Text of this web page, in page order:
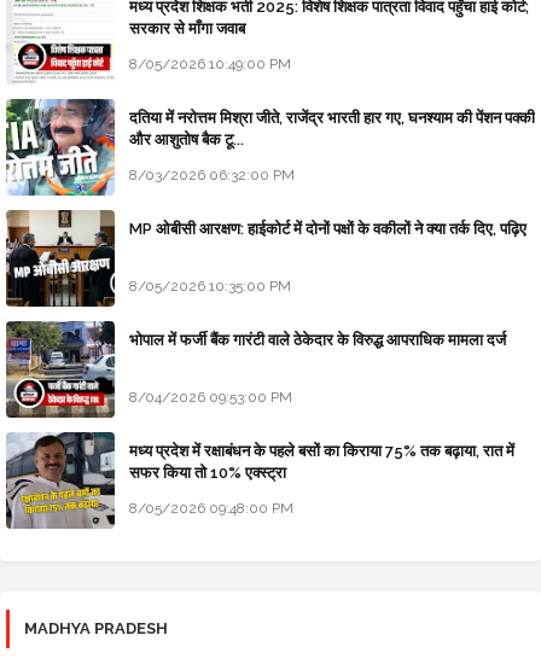
मध्य प्रदेश शिक्षक भर्ती 2025: विशेष शिक्षक पात्रता विवाद पहुँचा हाई कोर्ट;
सरकार से माँगा जवाब
8/05/2026 10:49:00 PM
दतिया में नरोत्तम मिश्रा जीते, राजेंद्र भारती हार गए, घनश्याम की पेंशन पक्की
और आशुतोष बैक टू...
8/03/2026 06:32:00 PM
MP ओबीसी आरक्षण: हाईकोर्ट में दोनों पक्षों के वकीलों ने क्या तर्क दिए, पढ़िए
8/05/2026 10:35:00 PM
भोपाल में फर्जी बैंक गारंटी वाले ठेकेदार के विरुद्ध आपराधिक मामला दर्ज
8/04/2026 09:53:00 PM
मध्य प्रदेश में रक्षाबंधन के पहले बसों का किराया 75% तक बढ़ाया, रात में
सफर किया तो 10% एक्स्ट्रा
8/05/2026 09:48:00 PM
MADHYA PRADESH